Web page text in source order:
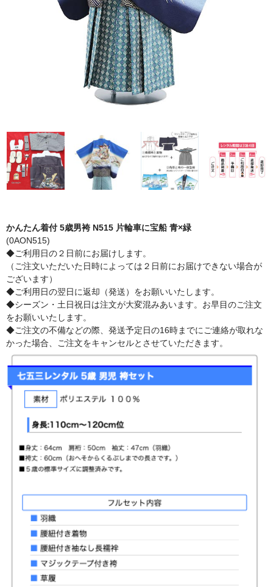
かんたん着付 5歳男袴 N515 片輪車に宝船 青×緑
(0AON515)
◆ご利用日の２日前にお届けします。
（ご注文いただいた日時によっては２日前にお届けできない場合が
ございます）
◆ご利用日の翌日に返却（発送）をお願いいたします。
◆シーズン・土日祝日は注文が大変混みあいます。お早目のご注文
をお願いいたします。
◆ご注文の不備などの際、発送予定日の16時までにご連絡が取れな
かった場合、ご注文をキャンセルとさせていただきます。